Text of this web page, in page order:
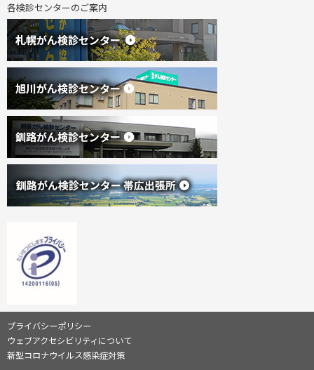
ュ
ー
へ
戻
各検診センターのご案内
(
新
規
ウ
(
部
サ
イ
ト
サ
イ
プライバシーポリシー
ウェブアクセシビリティについて
新型コロナウイルス感染症対策